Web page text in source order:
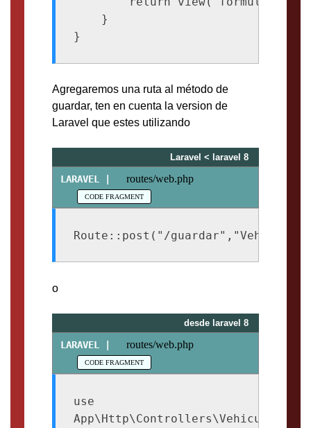
    }
Agregaremos una ruta al método de
guardar, ten en cuenta la version de
Laravel que estes utilizando
Laravel < laravel 8
routes/web.php
Route::post("/
o
desde laravel 8
routes/web.php
use